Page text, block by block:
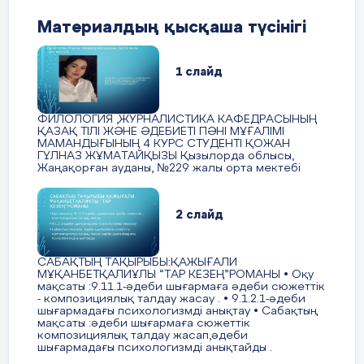
Кері
байланыс
Теңеу - затты, нәрсені, құбылысты немесе заттың, нәрсенің,
Эпитет - заттың, яки құбылыстың ерекшелігін, сыр-сипатын
Жауабы:
Метафора – дүниенің дидары, бір киері
Теңеу – бал таңдайым
Эпитет – күдікті ойдан, қыр киелі
4-тапсырма
Түсіндірме сөздікпен жұмыс жасаңыз
өлеңдегі қолданысы мағынасы
«Ұстазға хат» кері
т.б.
Психологиялық ахуал туғызу. "Келісіп
- тақырыпты түсіну;
- талқылауға белсенді қатысу;
- сұрақ қойып отыру;
- тапсырмаларды орындау,
- өзіндік ой пікірін білдіріп отыру.
Материалдың қысқаша түсінігі
1 слайд
ФИЛОЛОГИЯ ,ЖУРНАЛИСТИКА КАФЕДРАСЫНЫҢ
ҚАЗАҚ ТІЛІ ЖӘНЕ ӘДЕБИЕТІ ПӘНІ МҰҒАЛІМІ
МАМАНДЫҒЫНЫҢ 4 КУРС СТУДЕНТІ ҚОЖАН
ГҮЛНАЗ ЖҰМАТАЙҚЫЗЫ Қызылорда облысы,
Жаңақорған ауданы, №229 жалы орта мектебі
2 слайд
САБАҚТЫҢ ТАҚЫРЫБЫ:ҚАЖЫҒАЛИ
МҰҚАНБЕТҚАЛИҰЛЫ “ТАР КЕЗЕҢ”РОМАНЫ • Оқу
мақсаты :9.11.1-әдеби шығармаға әдеби сюжеттік
- композициялық талдау жасау . • 9.1.2.1-әдеби
шығармадағы психологизмді анықтау • Сабақтың
мақсаты :әдеби шығармаға сюжеттік
композициялық талдау жасап,әдеби
шығармадағы психологизмді анықтайды .